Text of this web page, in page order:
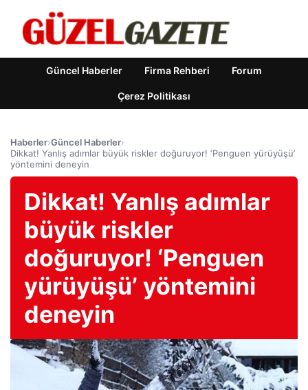
Güncel Haberler Firma Rehberi Forum
Çerez Politikası
Haberler›Güncel Haberler›
Dikkat! Yanlış adımlar büyük riskler doğuruyor! ‘Penguen yürüyüşü’
yöntemini deneyin
Dikkat! Yanlış adımlar
büyük riskler
doğuruyor! ‘Penguen
yürüyüşü’ yöntemini
deneyin